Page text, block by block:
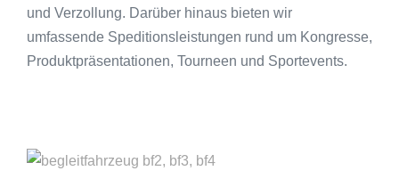
und Verzollung. Darüber hinaus bieten wir
umfassende Speditionsleistungen rund um Kongresse,
Produktpräsentationen, Tourneen und Sportevents.